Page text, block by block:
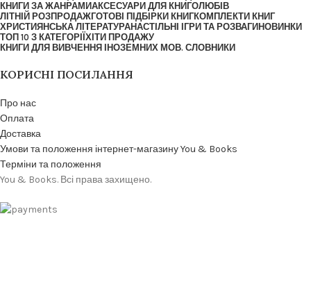
КНИГИ ЗА ЖАНРАМИАКСЕСУАРИ ДЛЯ КНИГОЛЮБІВ
ЛІТНІЙ РОЗПРОДАЖГОТОВІ ПІДБІРКИ КНИГКОМПЛЕКТИ КНИГ
ХРИСТИЯНСЬКА ЛІТЕРАТУРАНАСТІЛЬНІ ІГРИ ТА РОЗВАГИ НОВИНКИ
ТОП 10 З КАТЕГОРІЇ ХІТИ ПРОДАЖУ
КНИГИ ДЛЯ ВИВЧЕННЯ ІНОЗЕМНИХ МОВ. СЛОВНИКИ
КОРИСНІ ПОСИЛАННЯ
Про нас
Оплата
Доставка
Умови та положення інтернет-магазину You & Books
Терміни та положення
You & Books. Всі права захищено.